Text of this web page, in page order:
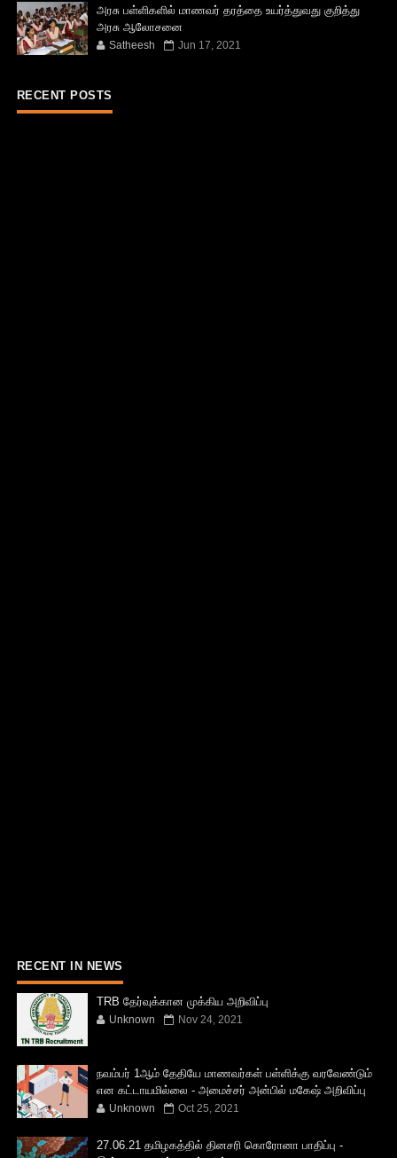
அரசு பள்ளிகளில் மாணவர் தரத்தை உயர்த்துவது குறித்து
அரசு ஆலோசனை
Satheesh Jun 17, 2021
RECENT POSTS
RECENT IN NEWS
TRB தேர்வுக்கான முக்கிய அறிவிப்பு
Unknown Nov 24, 2021
நவம்பர் 1ஆம் தேதியே மாணவர்கள் பள்ளிக்கு வரவேண்டும்
என கட்டாயமில்லை - அமைச்சர் அன்பில் மகேஷ் அறிவிப்பு
Unknown Oct 25, 2021
27.06.21 தமிழகத்தில் தினசரி கொரோனா பாதிப்பு -